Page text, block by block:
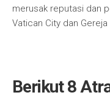
merusak reputasi dan
Vatican City dan Gereja
Berikut 8